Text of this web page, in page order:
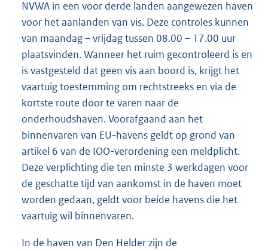
NVWA in een voor derde landen aangewezen haven
voor het aanlanden van vis. Deze controles kunnen
van maandag – vrijdag tussen 08.00 – 17.00 uur
plaatsvinden. Wanneer het ruim gecontroleerd is en
is vastgesteld dat geen vis aan boord is, krijgt het
vaartuig toestemming om rechtstreeks en via de
kortste route door te varen naar de
onderhoudshaven. Voorafgaand aan het
binnenvaren van EU-havens geldt op grond van
artikel 6 van de IOO-verordening een meldplicht.
Deze verplichting die ten minste 3 werkdagen voor
de geschatte tijd van aankomst in de haven moet
worden gedaan, geldt voor beide havens die het
vaartuig wil binnenvaren.
In de haven van Den Helder zijn de